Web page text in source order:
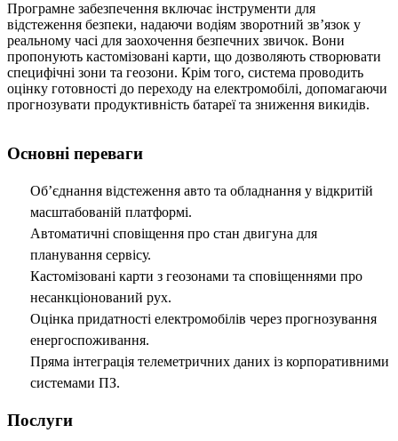
Програмне забезпечення включає інструменти для
відстеження безпеки, надаючи водіям зворотний зв’язок у
реальному часі для заохочення безпечних звичок. Вони
пропонують кастомізовані карти, що дозволяють створювати
специфічні зони та геозони. Крім того, система проводить
оцінку готовності до переходу на електромобілі, допомагаючи
прогнозувати продуктивність батареї та зниження викидів.
Основні переваги
Об’єднання відстеження авто та обладнання у відкритій
масштабованій платформі.
Автоматичні сповіщення про стан двигуна для
планування сервісу.
Кастомізовані карти з геозонами та сповіщеннями про
несанкціонований рух.
Оцінка придатності електромобілів через прогнозування
енергоспоживання.
Пряма інтеграція телеметричних даних із корпоративними
системами ПЗ.
Послуги